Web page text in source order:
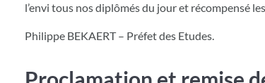
l’envi tous nos diplômés du jour et récompensé
Philippe BEKAERT – Préfet des Etudes.